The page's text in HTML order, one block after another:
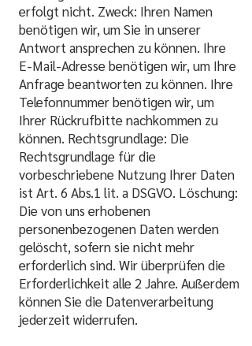
erfolgt nicht. Zweck: Ihren Namen
benötigen wir, um Sie in unserer
Antwort ansprechen zu können. Ihre
E-Mail-Adresse benötigen wir, um Ihre
Anfrage beantworten zu können. Ihre
Telefonnummer benötigen wir, um
Ihrer Rückrufbitte nachkommen zu
können. Rechtsgrundlage: Die
Rechtsgrundlage für die
vorbeschriebene Nutzung Ihrer Daten
ist Art. 6 Abs.1 lit. a DSGVO. Löschung:
Die von uns erhobenen
personenbezogenen Daten werden
gelöscht, sofern sie nicht mehr
erforderlich sind. Wir überprüfen die
Erforderlichkeit alle 2 Jahre. Außerdem
können Sie die Datenverarbeitung
jederzeit widerrufen.